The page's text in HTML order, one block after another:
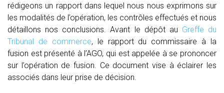
rédigeons un rapport dans lequel nous nous exprimons sur
les modalités de l’opération, les contrôles effectués et nous
détaillons nos conclusions. Avant le dépôt au Greffe du
Tribunal de commerce, le rapport du commissaire à la
fusion est présenté à l’AGO, qui est appelée à se prononcer
sur l’opération de fusion. Ce document vise à éclairer les
associés dans leur prise de décision.